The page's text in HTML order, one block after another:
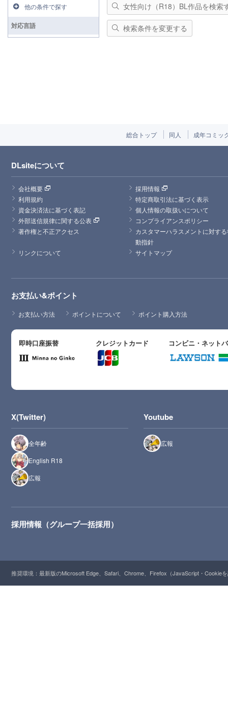
女性向け（R18）BL作品を検索
検索条件を変更する
他の条件で探す
対応言語
総合トップ 同人 成年コミッ
DLsiteについて
会社概要
採用情報
利用規約
特定商取引法に基づく表示
資金決済法に基づく表記
個人情報の取扱いについて
外部送信規律に関する公表
コンプライアンスポリシー
著作権と不正アクセス
カスタマーハラスメントに対す
動指針
リンクについて
サイトマップ
お支払い&ポイント
お支払い方法 ポイントについて ポイント購入方法
即時口座振替 クレジットカード コンビニ・ネット
X(Twitter)
全年齢
English R18
広報
Youtube
広報
採用情報（グループ一括採用）
推奨環境：最新版のMicrosoft Edge、Safari、Chrome、Firefox（JavaScript・Cookie